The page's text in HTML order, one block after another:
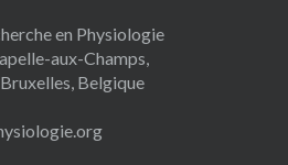
en Physiologie
aux-Champs,
Belgique